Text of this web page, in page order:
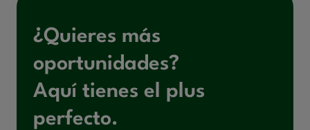
¿Quieres más
oportunidades?
Aquí tienes el plus
perfecto.